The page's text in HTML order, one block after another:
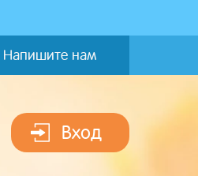
Напишите нам
Вход